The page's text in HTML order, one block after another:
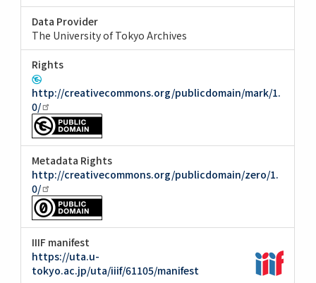
Data Provider
The University of Tokyo Archives
Rights
http://creativecommons.org/publicdomain/mark/1.
0/
Metadata Rights
http://creativecommons.org/publicdomain/zero/1.
0/
IIIF manifest
https://uta.u-
tokyo.ac.jp/uta/iiif/61105/manifest